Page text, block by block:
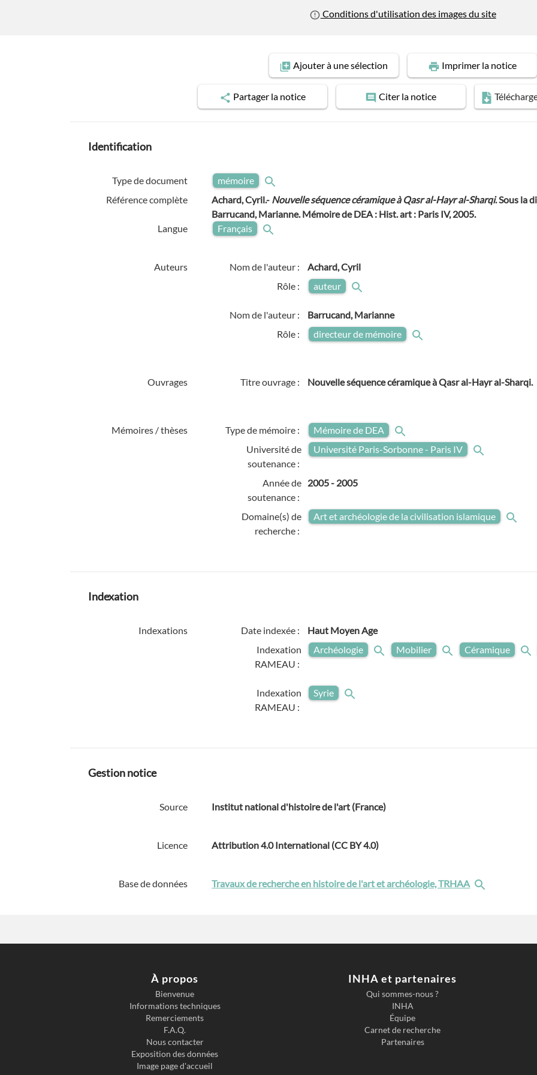
Conditions d'utilisation des images du site
Ajouterà une sélection Imprimerla notice
Partagerla notice Citer la notice
Identification
Type de document
mémoire
Référence complète
Achard, Cyril.- Nouvelle séquence céramique à Qasr al-Hayr al-Sharqi. Sous la
Barrucand, Marianne. Mémoire de DEA : Hist. art : Paris IV, 2005.
Langue
Français
Auteurs Nom de l'auteur :
Achard, Cyril
Rôle :
auteur
Nom de l'auteur :
Barrucand, Marianne
Rôle :
directeur de mémoire
Ouvrages Titre ouvrage : Nouvelle séquence céramique à Qasr al-Hayr al-Sharqi.
Mémoires / thèses Type de mémoire :
Mémoire de DEA
Université de
soutenance :
Université Paris-Sorbonne - Paris IV
Année de
soutenance :
2005- 2005
Domaine(s) de
recherche :
Art et archéologie de la civilisation islamique
Indexation
Indexations Date indexée :
Haut Moyen Age
Indexation
RAMEAU :
Archéologie Mobilier Céramique
Indexation
RAMEAU :
Syrie
Gestion notice
Source Institut national d'histoire de l'art (France)
Licence Attribution 4.0 International (CC BY 4.0)
Base de données Travaux de recherche en histoire de l'art et archéologie, TRHAA
À propos
Bienvenue
Informations techniques
Remerciements
F.A.Q.
Nous contacter
Exposition des données
Image page d'accueil
INHA et partenaires
Qui sommes-nous ?
INHA
Équipe
Carnet de recherche
Partenaires